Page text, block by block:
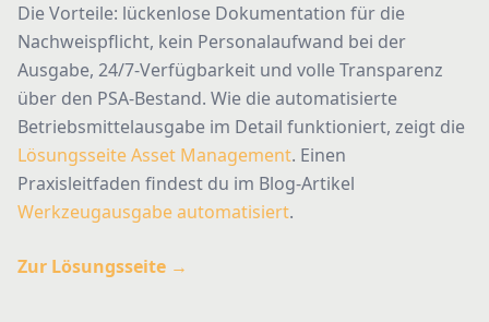
Die Vorteile: lückenlose Dokumentation für die
Nachweispflicht, kein Personalaufwand bei der
Ausgabe, 24/7-Verfügbarkeit und volle Transparenz
über den PSA-Bestand. Wie die automatisierte
Betriebsmittelausgabe im Detail funktioniert, zeigt die
Lösungsseite Asset Management. Einen
Praxisleitfaden findest du im Blog-Artikel
Werkzeugausgabe automatisiert.
Zur Lösungsseite →